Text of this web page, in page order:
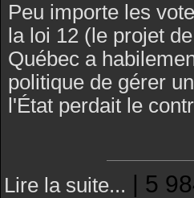
Peu importe les
la loi 12 (le projet
Québec a
politique de gérer
l'État perdait le
Lire la suite... | 5